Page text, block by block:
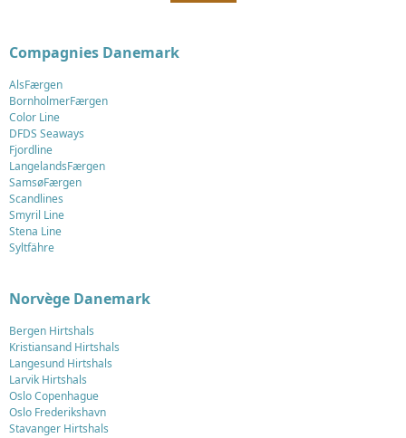
Compagnies Danemark
AlsFærgen
BornholmerFærgen
Color Line
DFDS Seaways
Fjordline
LangelandsFærgen
SamsøFærgen
Scandlines
Smyril Line
Stena Line
Syltfähre
Norvège Danemark
Bergen Hirtshals
Kristiansand Hirtshals
Langesund Hirtshals
Larvik Hirtshals
Oslo Copenhague
Oslo Frederikshavn
Stavanger Hirtshals